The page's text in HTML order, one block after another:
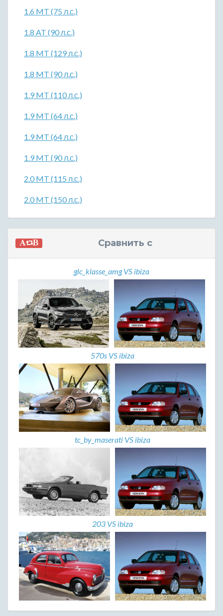
1.6 MT (75 л.с.)
1.8 AT (90 л.с.)
1.8 MT (129 л.с.)
1.8 MT (90 л.с.)
1.9 MT (110 л.с.)
1.9 MT (64 л.с.)
1.9 MT (64 л.с.)
1.9 MT (90 л.с.)
2.0 MT (115 л.с.)
2.0 MT (150 л.с.)
Сравнить с
glc_klasse_amg VS ibiza
570s VS ibiza
tc_by_maserati VS ibiza
203 VS ibiza